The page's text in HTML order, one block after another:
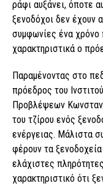
ράφι αυξάνει, όποτε
ξενοδόχοι δεν έχουν
συμφωνίες ένα χρόνο
χαρακτηριστικά ο
Παραμένοντας στο
πρόεδρος του
Προβλέψεων
του τζίρου ενός
ενέργειας. Μάλιστα
φέρουν τα
ελάχιστες
χαρακτηριστικό ότι